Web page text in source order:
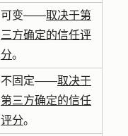
可变——取决于第
三方确定的信任评
分。
不固定——取决于
第三方确定的信任
评分。